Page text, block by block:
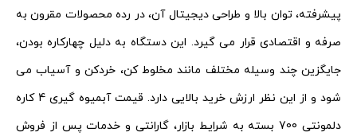
پیشرفته، توان بالا و طراحی دیجیتال آن، در رده محصولات مقرون به
صرفه و اقتصادی قرار می گیرد. این دستگاه به دلیل چهارکاره بودن،
جایگزین چند وسیله مختلف مانند مخلوط کن، خردکن و آسیاب می
شود و از این نظر ارزش خرید بالایی دارد. قیمت آبمیوه گیری 4 کاره
دلمونتی 700 بسته به شرایط بازار، گارانتی و خدمات پس از فروش